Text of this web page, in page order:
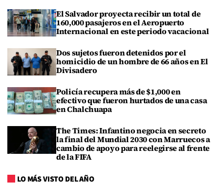
El Salvador proyecta recibir un total de
160,000 pasajeros en el Aeropuerto
Internacional en este periodo vacacional
Dos sujetos fueron detenidos por el
homicidio de un hombre de 66 años en El
Divisadero
Policía recupera más de $1,000 en
efectivo que fueron hurtados de una casa
en Chalchuapa
The Times: Infantino negocia en secreto
la final del Mundial 2030 con Marruecos a
cambio de apoyo para reelegirse al frente
de la FIFA
LO MÁS VISTO DEL AÑO